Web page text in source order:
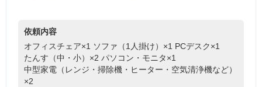
依頼内容
オフィスチェア×1 ソファ（1人掛け）×1 PCデスク×1
たんす（中・小）×2 パソコン・モニタ×1
中型家電（レンジ・掃除機・ヒーター・空気清浄機など）
×2